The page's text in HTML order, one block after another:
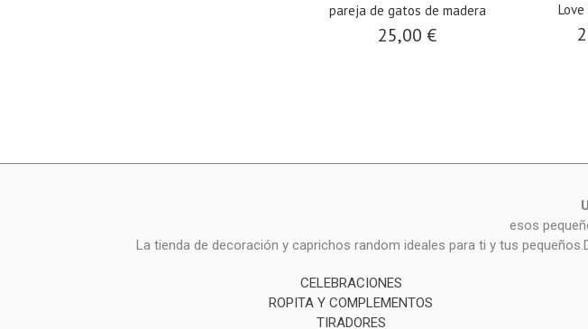
pareja de gatos de madera
25,00 €
esos
La tienda de decoración y caprichos random ideales para ti y tus
CELEBRACIONES
ROPITA Y COMPLEMENTOS
TIRADORES